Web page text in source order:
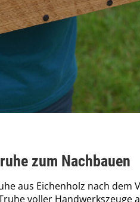
zum Nachbauen
aus Eichenholz nach dem
voller Handwerkszeuge